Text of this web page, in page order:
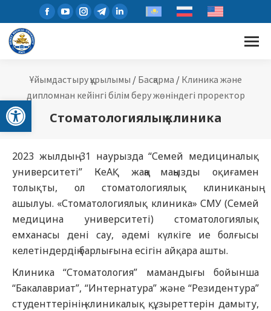
Open toolbar
Ұйымдастыру құрылымы / Басқарма / Клиника және
дипломнан кейінгі білім беру жөніндегі проректор
Стоматологиялық клиника
2023 жылдың 31 наурызда “Семей медициналық
университеті” КеАҚ жаңа маңызды оқиғамен
толықты, ол стоматологиялық клиниканың
ашылуы. «Стоматологиялық клиника» СМУ (Семей
медицина университеті) стоматологиялық
емханасы дені сау, әдемі күлкіге ие болғысы
келетіндердің барлығына есігін айқара ашты.
Клиника “Стоматология” мамандығы бойынша
“Бакалавриат”, “Интернатура” және “Резидентура”
студенттерінің клиникалық құзыреттерін дамыту,